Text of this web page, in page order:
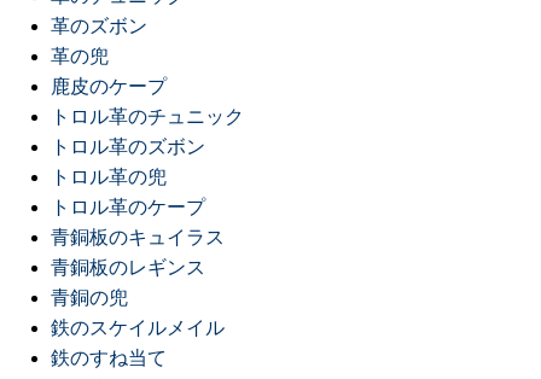
革のズボン
革の兜
鹿皮のケープ
トロル革のチュニック
トロル革のズボン
トロル革の兜
トロル革のケープ
青銅板のキュイラス
青銅板のレギンス
青銅の兜
鉄のスケイルメイル
鉄のすね当て